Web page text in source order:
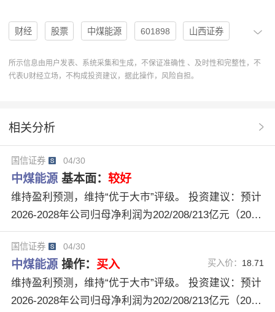
财经 股票 中煤能源 601898 山西证券
机构 评级 分析 投资建议 买入
PE倍率
煤化工景气 高分红预期
所示信息由用户发表、系统采集和生成，不保证准确性 、及时性和完整性，不
代表U财经立场，不构成投资建议，据此操作，风险自担。
相关分析
国信证券 04/30
中煤能源 基本面： 较好
维持盈利预测，维持“优于大市”评级。 投资建议：预计
2026-2028年公司归母净利润为202/208/213亿元（2026
-2027年前值为182/191亿元）。2026年受印尼煤炭减产
以及地缘冲突等影响，油煤价差走扩，公司煤化工、煤
炭业务盈利均有望改善，且26-27年随着在建项目投
产，产量增长可期，维持“优于大市”评级。
国信证券 04/30
中煤能源 操作： 买入 买入价： 18.71
维持盈利预测，维持“优于大市”评级。 投资建议：预计
2026-2028年公司归母净利润为202/208/213亿元（2026